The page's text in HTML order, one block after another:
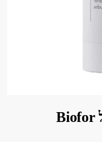
AR קונטרול 30 מ"ל Biofor